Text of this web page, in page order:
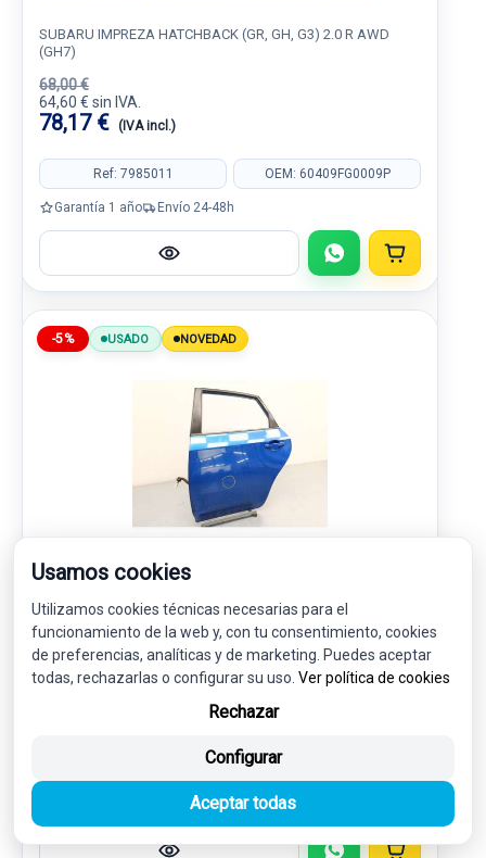
SUBARU IMPREZA HATCHBACK (GR, GH, G3) 2.0 R AWD
(GH7)
68,00 €
64,60 € sin IVA.
78,17 € (IVA incl.)
Ref: 7985011 OEM: 60409FG0009P
Garantía 1 año Envío 24-48h
-5% USADO NOVEDAD
PUERTA TRASERA IZQUIERDA 60409FG0109P
SUBARU IMPREZA HATCHBACK (GR, GH, G3) 2.0 R AWD
(GH7)
68,00 €
Envío 24-48h
Usamos cookies
Utilizamos cookies técnicas necesarias para el
funcionamiento de la web y, con tu consentimiento, cookies
de preferencias, analíticas y de marketing. Puedes aceptar
todas, rechazarlas o configurar su uso. Ver política de cookies
Rechazar
Configurar
Aceptar todas